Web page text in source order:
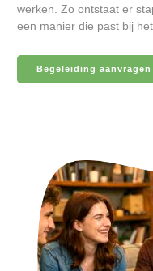
werken. Zo ontstaat er
een manier die past bij
Begeleiding aanvragen